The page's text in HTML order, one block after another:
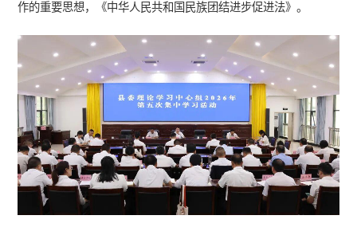
作的重要思想，《中华人民共和国民族团结进步促进法》。